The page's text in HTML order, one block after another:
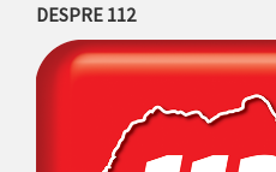
DESPRE 112